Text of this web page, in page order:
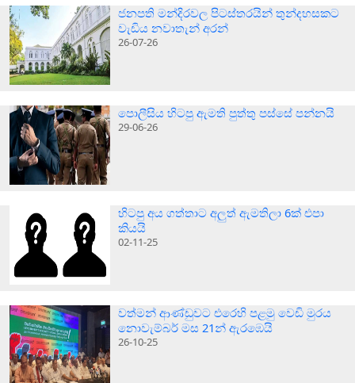
ජනපති මන්දිරවල පිටස්තරයින් තුන්දහසකට
වැඩිය නවාතැන් අරන්
26-07-26
පොලීසිය හිටපු ඇමති පුත්තු පස්සේ පන්නයි
29-06-26
හිටපු අය ගත්තාට අලුත් ඇමතිලා 6ක් එපා
කියයි
02-11-25
වත්මන් ආණ්ඩුවට එරෙහි පළමු වෙඩි මුරය
නොවැම්බර් මස 21න් ඇරඹෙයි
26-10-25